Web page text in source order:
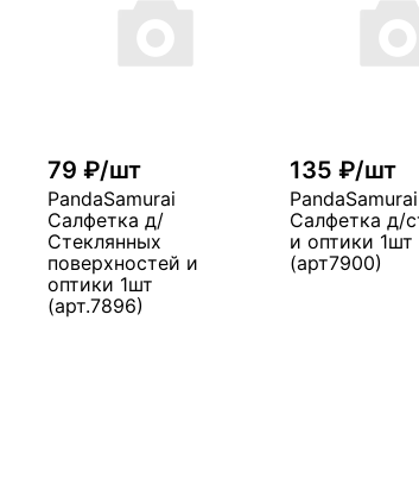
79 ₽/шт
PandaSamurai
Салфетка д/
Стеклянных
поверхностей и
оптики 1шт
(арт.7896)
135 ₽/шт
PandaSamurai
Салфетка д/
и оптики 1шт
(арт7900)